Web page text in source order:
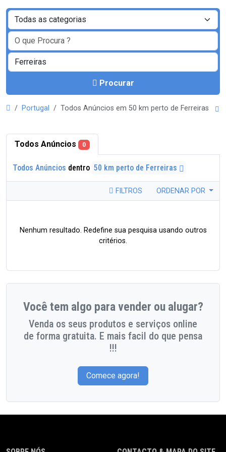
Procurar
Portugal Todos Anúncios em 50 km perto de Ferreiras
Todos Anúncios 0
Todos Anúncios dentro 50 km perto de Ferreiras
FILTROS ORDENAR POR
Nenhum resultado. Redefine sua pesquisa usando outros
critérios.
Você tem algo para vender ou alugar?
Venda os seus produtos e serviços online
de forma gratuita. E mais facil do que pensa
!!!
Comece agora!